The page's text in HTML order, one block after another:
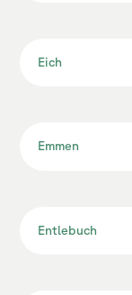
Eich
Emmen
Entlebuch